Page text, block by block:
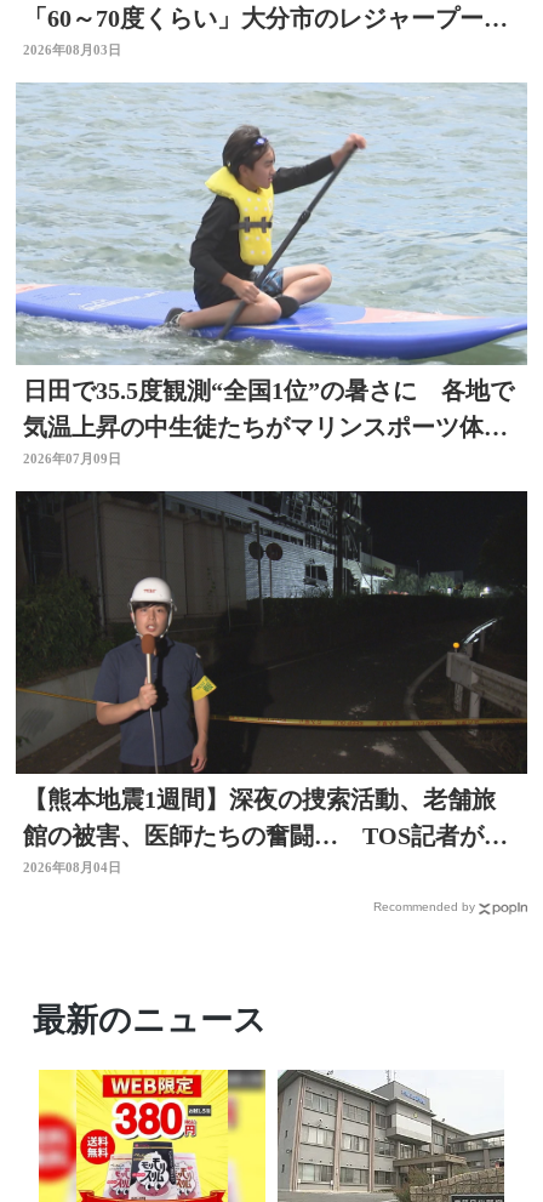
「60～70度くらい」大分市のレジャープール
も賑わう 大分
2026年08月03日
日田で35.5度観測“全国1位”の暑さに 各地で
気温上昇の中生徒たちがマリンスポーツ体
験 大分
2026年07月09日
【熊本地震1週間】深夜の捜索活動、老舗旅
館の被害、医師たちの奮闘… TOS記者が取
材した被災地 大分
2026年08月04日
Recommended by
最新のニュース